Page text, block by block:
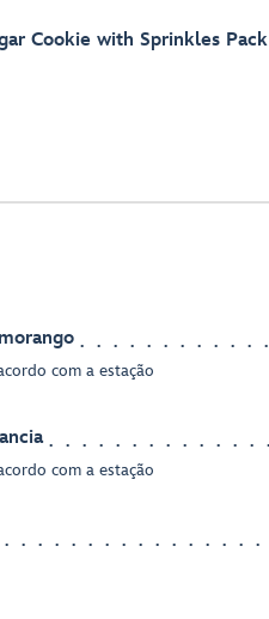
Cookie with Sprinkles Pack
com a estação
com a estação